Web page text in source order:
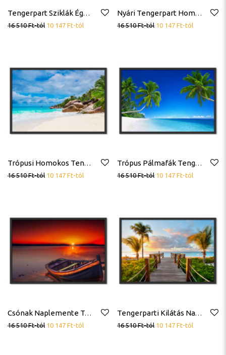
Tengerpart Sziklák Égbolt Óceán Poszter
16 510Ft-tól 10 147 Ft-tól
Nyári Tengerpart Homok Jó Idő Tiszta Óceán Poszter
16 510Ft-tól 10 147 Ft-tól
Trópusi Homokos Tengerpart Poszter
16 510Ft-tól 10 147 Ft-tól
Trópus Pálmafák Tengerpart Poszter
16 510Ft-tól 10 147 Ft-tól
Csónak Naplemente Tengerpart Poszter
16 510Ft-tól 10 147 Ft-tól
Tengerparti Kilátás Napkelte Pálmák Poszter
16 510Ft-tól 10 147 Ft-tól